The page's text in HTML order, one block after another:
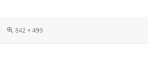
Originalgröße
842 × 499